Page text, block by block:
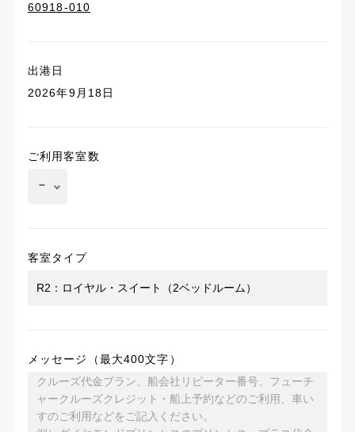
60918-010
出港日
2026年9月18日
ご利用客室数
客室タイプ
メッセージ（最大400文字）